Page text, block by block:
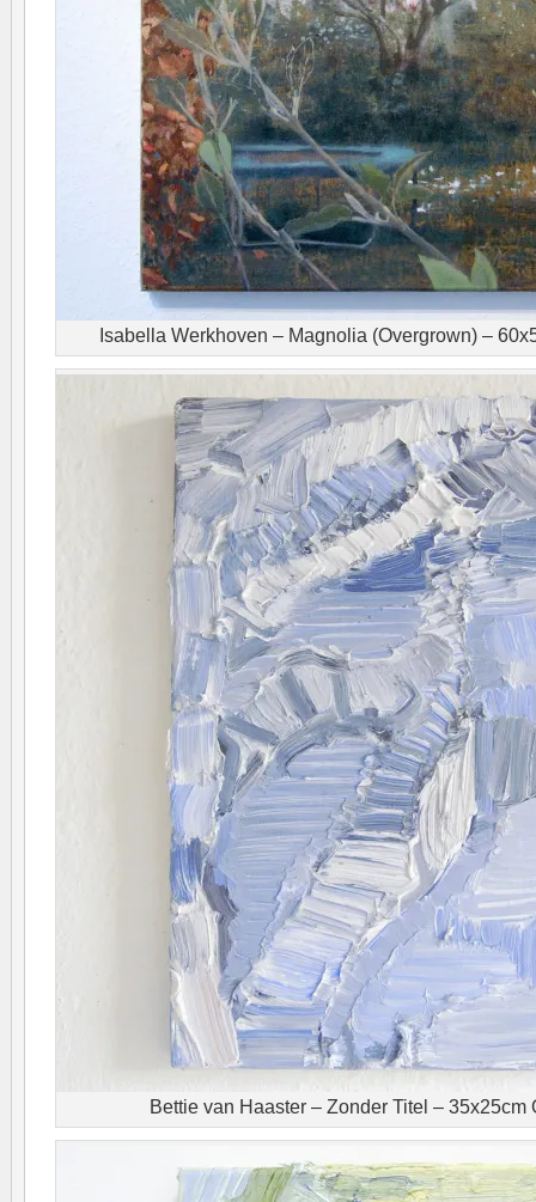
Isabella Werkhoven – Magnolia (Overgrown) –
Bettie van Haaster – Zonder Titel – 35x25cm